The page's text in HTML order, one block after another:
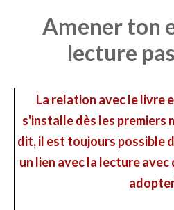
​Amener ton
lecture
La relation avec le livre
s'installe dès les premiers
dit, il est toujours possible
un lien avec la lecture